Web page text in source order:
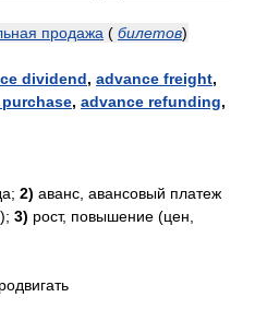
продажа ( билетов)
dividend, advance freight,
, advance refunding,
2) аванс, авансовый платеж
3) рост, повышение (цен,